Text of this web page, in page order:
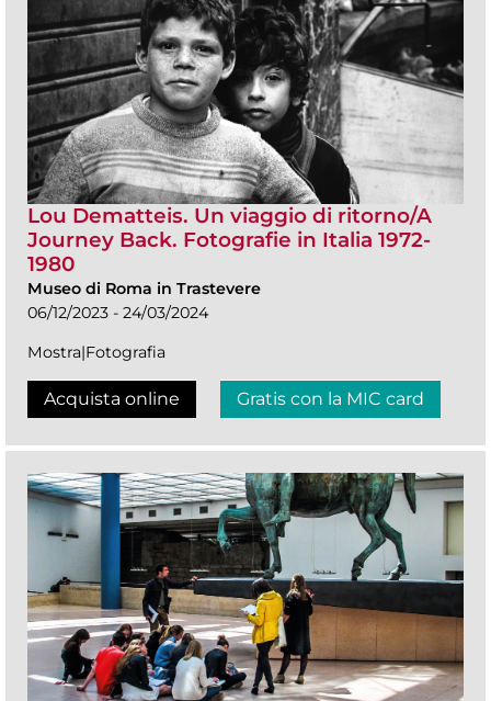
Lou Dematteis. Un viaggio di ritorno/A
Journey Back. Fotografie in Italia 1972-
1980
Museo di Roma in Trastevere
06/12/2023 - 24/03/2024
Mostra|Fotografia
Acquista online Gratis con la MIC card